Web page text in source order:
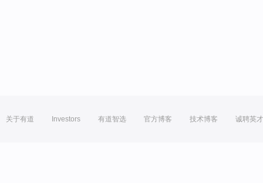
关于有道 Investors 有道智选 官方博客 技术博客 诚聘英才